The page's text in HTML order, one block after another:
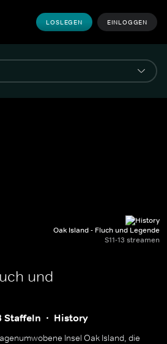
LOSLEGEN EINLOGGEN
Oak Island - Fluch und Legende
S11-13 streamen
und
Staffeln History
Insel Oak Island, die